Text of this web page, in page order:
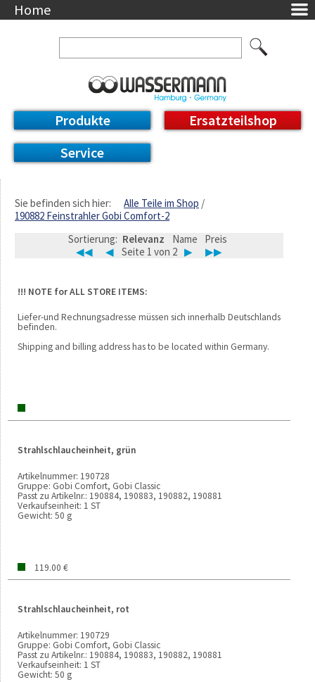
Home
Ansprechpartner
Datenschutzerklärung
Messetermine
Downloads
Feinwerk
DE / EN
Deutsch
English
Produkte
Ersatzteilshop
Service
Sie befinden sich hier:
Alle Teile im Shop
190882 Feinstrahler Gobi Comfort-2
Sortierung: Relevanz Name
Preis
◀◀
◀ Seite 1 von 2 ▶ ▶▶
!!! NOTE for ALL STORE ITEMS:
Liefer-und Rechnungsadresse müssen sich innerhalb Deutschlands
befinden.
Shipping and billing address has to be located within Germany.
Strahlschlaucheinheit, grün
Artikelnummer: 190728
Gruppe: Gobi Comfort, Gobi Classic
Passt zu Artikelnr.: 190884, 190883, 190882, 190881
Verkaufseinheit: 1 ST
Gewicht: 50 g
119.00 €
Strahlschlaucheinheit, rot
Artikelnummer: 190729
Gruppe: Gobi Comfort, Gobi Classic
Passt zu Artikelnr.: 190884, 190883, 190882, 190881
Verkaufseinheit: 1 ST
Gewicht: 50 g